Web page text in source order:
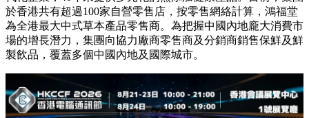
於香港共有超過100家自營零售店，按零售網絡計算，鴻福堂
為全港最大中式草本產品零售商。為把握中國內地龐大消費市
場的增長潛力，集團向協力廠商零售商及分銷商銷售保鮮及鮮
製飲品，覆蓋多個中國內地及國際城市。